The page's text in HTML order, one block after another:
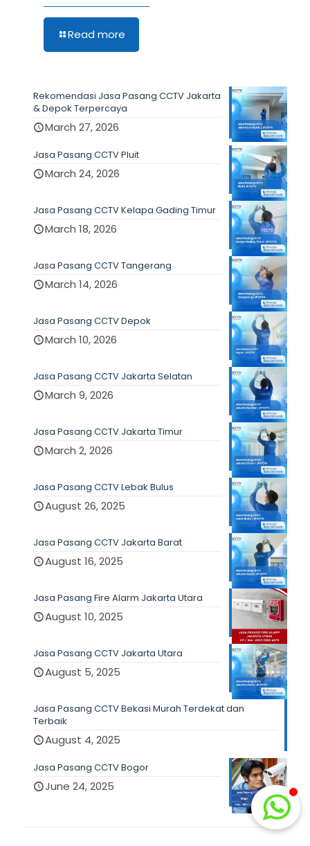
Read more
Rekomendasi Jasa Pasang CCTV Jakarta
& Depok Terpercaya
March 27, 2026
Jasa Pasang CCTV Pluit
March 24, 2026
Jasa Pasang CCTV Kelapa Gading Timur
March 18, 2026
Jasa Pasang CCTV Tangerang
March 14, 2026
Jasa Pasang CCTV Depok
March 10, 2026
Jasa Pasang CCTV Jakarta Selatan
March 9, 2026
Jasa Pasang CCTV Jakarta Timur
March 2, 2026
Jasa Pasang CCTV Lebak Bulus
August 26, 2025
Jasa Pasang CCTV Jakarta Barat
August 16, 2025
Jasa Pasang Fire Alarm Jakarta Utara
August 10, 2025
Jasa Pasang CCTV Jakarta Utara
August 5, 2025
Jasa Pasang CCTV Bekasi Murah Terdekat dan
Terbaik
August 4, 2025
Jasa Pasang CCTV Bogor
June 24, 2025